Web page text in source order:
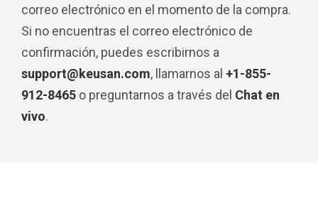
correo electrónico en el momento de la compra.
Si no encuentras el correo electrónico de
confirmación, puedes escribirnos a
support@keusan.com, llamarnos al +1-855-
912-8465 o preguntarnos a través del Chat en
vivo.